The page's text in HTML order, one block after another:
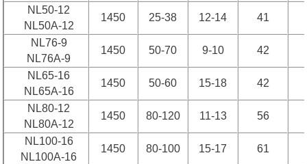
NL50-12
NL50A-12
1450 25-38 12-14 41
NL76-9
NL76A-9
1450 50-70 9-10 42
NL65-16
NL65A-16
1450 50-60 15-18 42
NL80-12
NL80A-12
1450 80-120 11-13 56
NL100-16
NL100A-16
1450 80-100 15-17 61